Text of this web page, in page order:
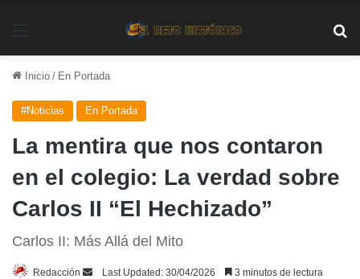
Inicio / En Portada
#Noticias En Portada
La mentira que nos contaron
en el colegio: La verdad sobre
Carlos II “El Hechizado”
Carlos II: Más Allá del Mito
Redacción
SendLast Updated: 30/04/2026 3 minutos de lectura